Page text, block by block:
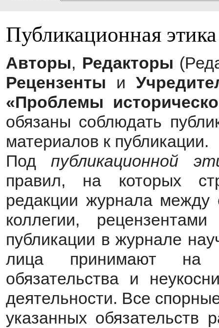
Публикационная этика
Авторы, Редакторы
Рецензенты и
«Проблемы
обязаны соблюдать
материалов к публикации.
Подпубликационной
правил, на которых
редакции журнала между
коллегии,
публикации в журнале
лица принимают на
обязательства и
деятельности. Все
указанных обязательств